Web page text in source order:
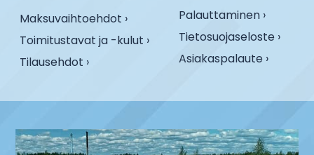
Maksuvaihtoehdot ›
Toimitustavat ja -kulut ›
Tilausehdot ›
Palauttaminen ›
Tietosuojaseloste ›
Asiakaspalaute ›